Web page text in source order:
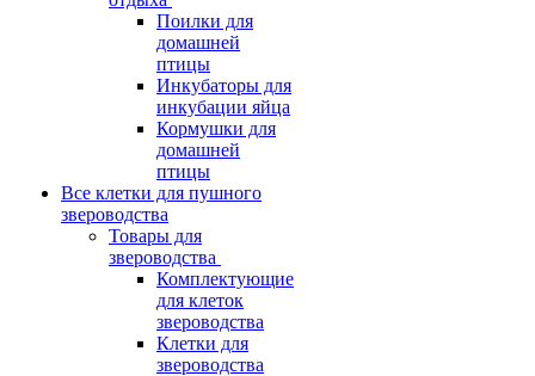
Поилки для
домашней
птицы
Инкубаторы для
инкубации яйца
Кормушки для
домашней
птицы
Все клетки для пушного
звероводства
Товары для
звероводства
Комплектующие
для клеток
звероводства
Клетки для
звероводства